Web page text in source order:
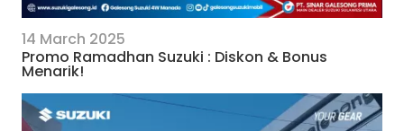
14 March 2025
Promo Ramadhan Suzuki : Diskon & Bonus
Menarik!